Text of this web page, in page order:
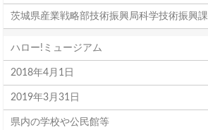
茨城県産業戦略部技術振興局科学技術振興課
ハロー!ミュージアム
2018年4月1日
2019年3月31日
県内の学校や公民館等